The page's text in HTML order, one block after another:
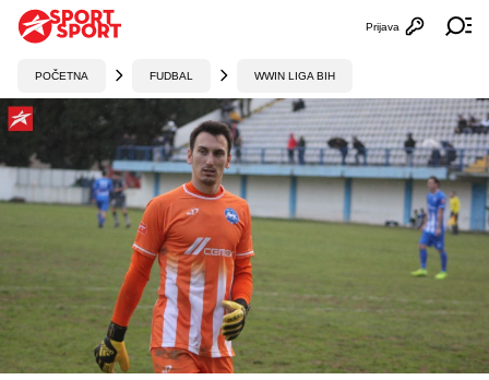
Otvori
Prijava
POČETNA FUDBAL WWIN LIGA BIH